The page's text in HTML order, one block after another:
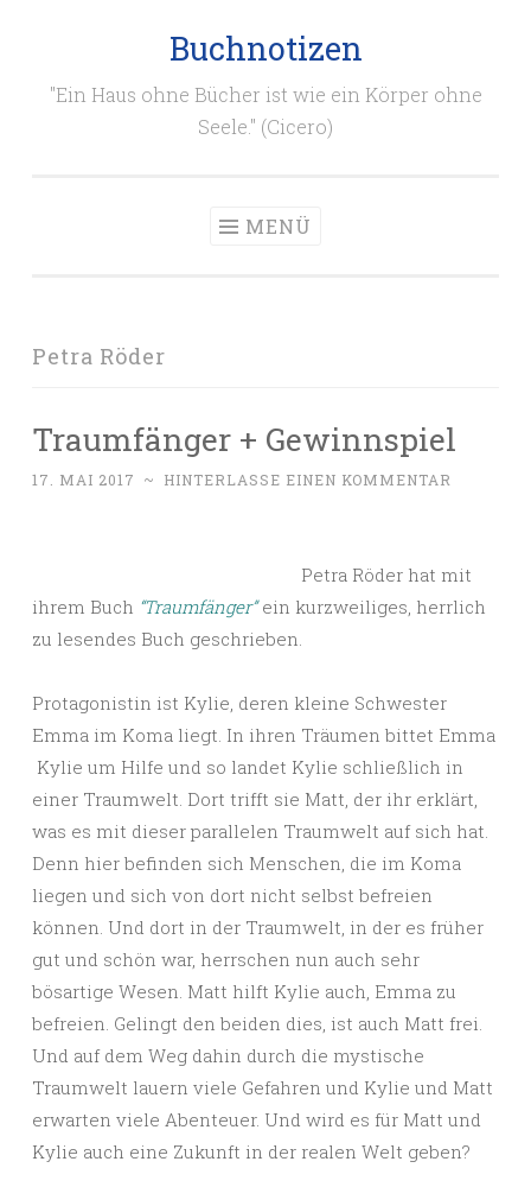
Buchnotizen
"Ein Haus ohne Bücher ist wie ein Körper ohne
Seele." (Cicero)
MENÜ
Petra Röder
Traumfänger + Gewinnspiel
17. MAI 2017 ~ HINTERLASSE EINEN KOMMENTAR
Petra Röder hat mit
ihrem Buch “Traumfänger”ein kurzweiliges, herrlich
zu lesendes Buch geschrieben.
Protagonistin ist Kylie, deren kleine Schwester
Emma im Koma liegt. In ihren Träumen bittet Emma
Kylie um Hilfe und so landet Kylie schließlich in
einer Traumwelt. Dort trifft sie Matt, der ihr erklärt,
was es mit dieser parallelen Traumwelt auf sich hat.
Denn hier befinden sich Menschen, die im Koma
liegen und sich von dort nicht selbst befreien
können. Und dort in der Traumwelt, in der es früher
gut und schön war, herrschen nun auch sehr
bösartige Wesen. Matt hilft Kylie auch, Emma zu
befreien. Gelingt den beiden dies, ist auch Matt frei.
Und auf dem Weg dahin durch die mystische
Traumwelt lauern viele Gefahren und Kylie und Matt
erwarten viele Abenteuer. Und wird es für Matt und
Kylie auch eine Zukunft in der realen Welt geben?